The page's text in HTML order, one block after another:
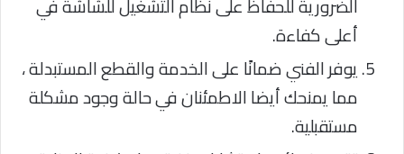
أعلى كفاءة.
يوفر الفني ضمانًا على الخدمة والقطع المستبدلة ،
مما يمنحك أيضا الاطمئنان في حالة وجود مشكلة
مستقبلية.